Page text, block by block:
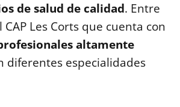
de salud de calidad. Entre
Les Corts que cuenta con
altamente
diferentes especialidades